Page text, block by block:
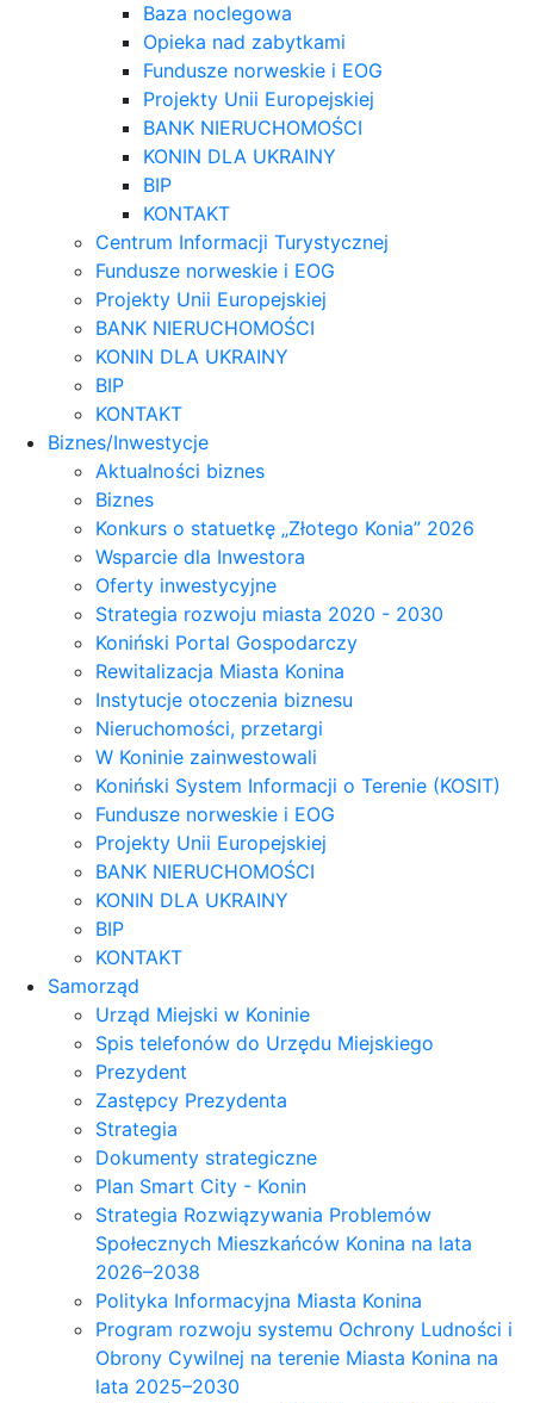
Baza noclegowa
Opieka nad zabytkami
Fundusze norweskie i EOG
Projekty Unii Europejskiej
BANK NIERUCHOMOŚCI
KONIN DLA UKRAINY
BIP
KONTAKT
Centrum Informacji Turystycznej
Fundusze norweskie i EOG
Projekty Unii Europejskiej
BANK NIERUCHOMOŚCI
KONIN DLA UKRAINY
BIP
KONTAKT
Biznes/Inwestycje
Aktualności biznes
Biznes
Konkurs o statuetkę „Złotego Konia” 2026
Wsparcie dla Inwestora
Oferty inwestycyjne
Strategia rozwoju miasta 2020 - 2030
Koniński Portal Gospodarczy
Rewitalizacja Miasta Konina
Instytucje otoczenia biznesu
Nieruchomości, przetargi
W Koninie zainwestowali
Koniński System Informacji o Terenie (KOSIT)
Fundusze norweskie i EOG
Projekty Unii Europejskiej
BANK NIERUCHOMOŚCI
KONIN DLA UKRAINY
BIP
KONTAKT
Samorząd
Urząd Miejski w Koninie
Spis telefonów do Urzędu Miejskiego
Prezydent
Zastępcy Prezydenta
Strategia
Dokumenty strategiczne
Plan Smart City - Konin
Strategia Rozwiązywania Problemów
Społecznych Mieszkańców Konina na lata
2026–2038
Polityka Informacyjna Miasta Konina
Program rozwoju systemu Ochrony Ludności i
Obrony Cywilnej na terenie Miasta Konina na
lata 2025–2030